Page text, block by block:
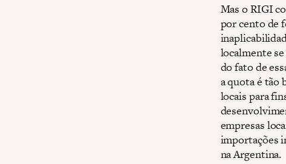
Mas o RIGI
por cento de
localmente
do fato de
a quota é tão
locais para
empresas
importações
na Argentina.